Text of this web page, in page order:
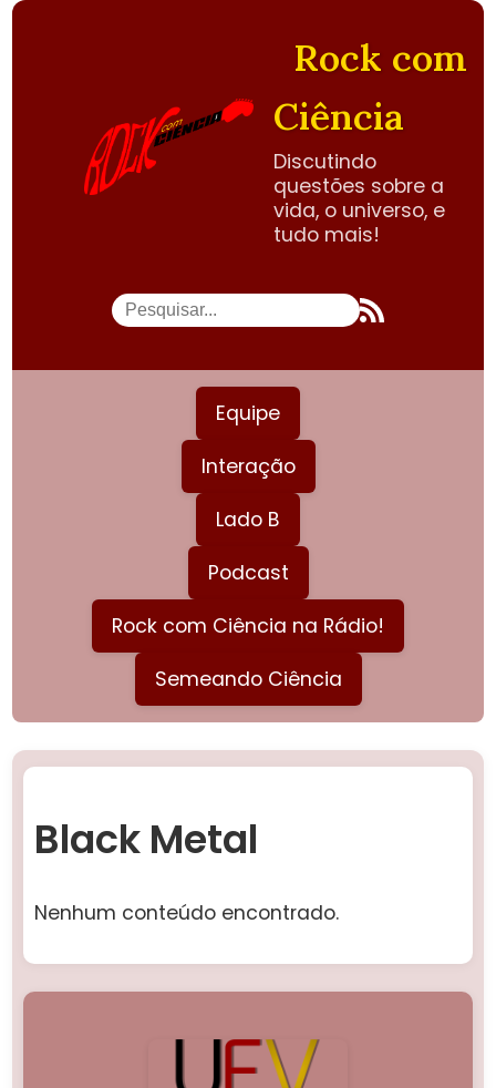
Rock com
Ciência
Discutindo
questões sobre a
vida, o universo, e
tudo mais!
Equipe
Interação
Lado B
Podcast
Rock com Ciência na Rádio!
Semeando Ciência
Black Metal
Nenhum conteúdo encontrado.